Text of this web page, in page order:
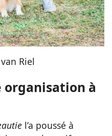
Riel
organisation à
l’a poussé à